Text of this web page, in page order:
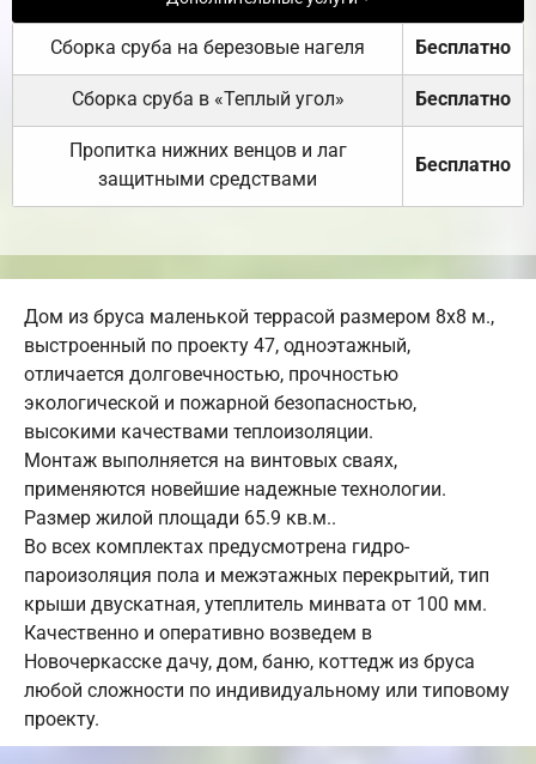
Сборка сруба на березовые нагеля Бесплатно
Сборка сруба в «Теплый угол» Бесплатно
Пропитка нижних венцов и лаг
защитными средствами
Бесплатно
Дом из бруса маленькой террасой размером 8х8 м.,
выстроенный по проекту 47, одноэтажный,
отличается долговечностью, прочностью
экологической и пожарной безопасностью,
высокими качествами теплоизоляции.
Монтаж выполняется на винтовых сваях,
применяются новейшие надежные технологии.
Размер жилой площади 65.9 кв.м..
Во всех комплектах предусмотрена гидро-
пароизоляция пола и межэтажных перекрытий, тип
крыши двускатная, утеплитель минвата от 100 мм.
Качественно и оперативно возведем в
Новочеркасске дачу, дом, баню, коттедж из бруса
любой сложности по индивидуальному или типовому
проекту.